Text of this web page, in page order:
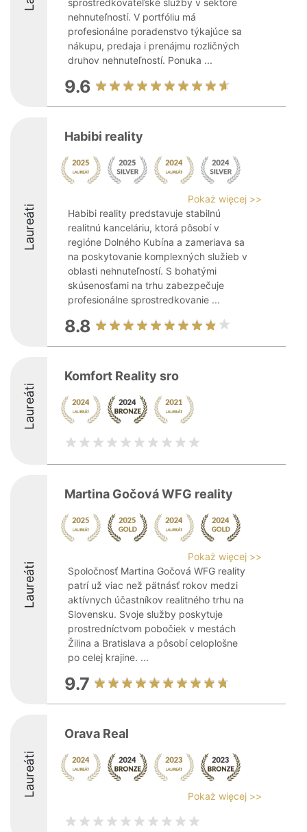
sprostredkovateľské služby v sektore
nehnuteľností. V portfóliu má
profesionálne poradenstvo týkajúce sa
nákupu, predaja i prenájmu rozličných
druhov nehnuteľností. Ponuka ...
9.6
Laureáti
Habibi reality
Pokaż więcej >>
Habibi reality predstavuje stabilnú
realitnú kanceláriu, ktorá pôsobí v
regióne Dolného Kubína a zameriava sa
na poskytovanie komplexných služieb v
oblasti nehnuteľností. S bohatými
skúsenosťami na trhu zabezpečuje
profesionálne sprostredkovanie ...
8.8
Laureáti
Komfort Reality sro
Laureáti
Martina Gočová WFG reality
Pokaż więcej >>
Spoločnosť Martina Gočová WFG reality
patrí už viac než pätnásť rokov medzi
aktívnych účastníkov realitného trhu na
Slovensku. Svoje služby poskytuje
prostredníctvom pobočiek v mestách
Žilina a Bratislava a pôsobí celoplošne
po celej krajine. ...
9.7
Laureáti
Orava Real
Pokaż więcej >>